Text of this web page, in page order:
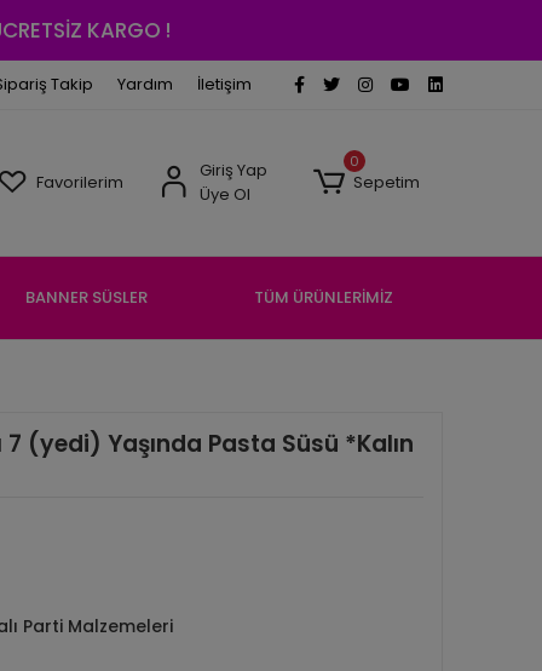
KARGO !
Takip Yardım İletişim
Favorilerim
Giriş Yap
Üye Ol
0
Sepetim
BANNER SÜSLER TÜM ÜRÜNLERİMİZ
7 (yedi) Yaşında Pasta Süsü *Kalın
Parti Malzemeleri